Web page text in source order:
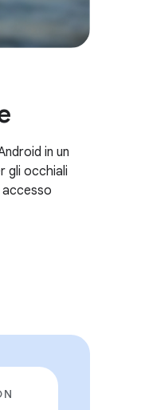
in un
gli occhiali